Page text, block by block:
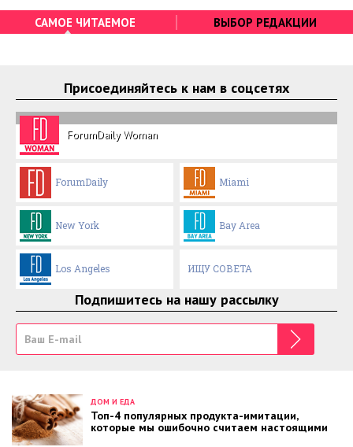
САМОЕ ЧИТАЕМОЕ ВЫБОР РЕДАКЦИИ
Присоединяйтесь к нам в соцсетях
ForumDaily Woman
ForumDaily Miami
New York Bay Area
Los Angeles ИЩУ СОВЕТА
Подпишитесь на нашу рассылку
ДОМ И ЕДА
Топ-4 популярных продукта-имитации,
которые мы ошибочно считаем настоящими